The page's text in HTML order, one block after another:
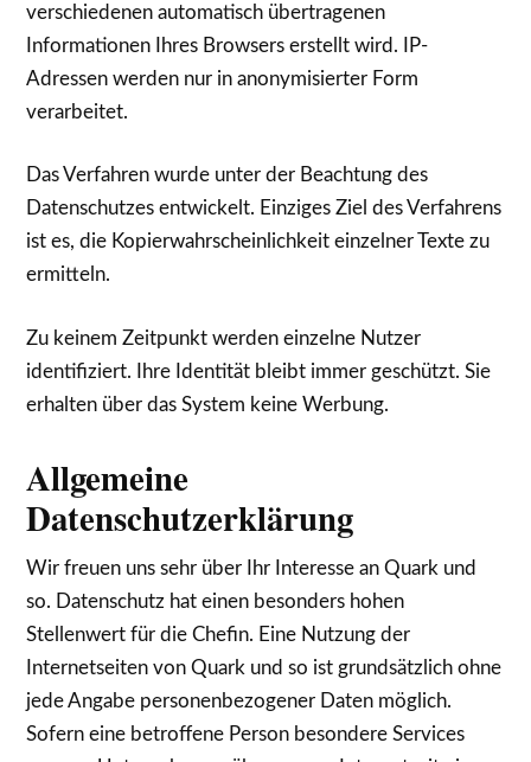
verschiedenen automatisch übertragenen
Informationen Ihres Browsers erstellt wird. IP-
Adressen werden nur in anonymisierter Form
verarbeitet.
Das Verfahren wurde unter der Beachtung des
Datenschutzes entwickelt. Einziges Ziel des Verfahrens
ist es, die Kopierwahrscheinlichkeit einzelner Texte zu
ermitteln.
Zu keinem Zeitpunkt werden einzelne Nutzer
identifiziert. Ihre Identität bleibt immer geschützt. Sie
erhalten über das System keine Werbung.
Allgemeine
Datenschutzerklärung
Wir freuen uns sehr über Ihr Interesse an Quark und
so. Datenschutz hat einen besonders hohen
Stellenwert für die Chefin. Eine Nutzung der
Internetseiten von Quark und so ist grundsätzlich ohne
jede Angabe personenbezogener Daten möglich.
Sofern eine betroffene Person besondere Services